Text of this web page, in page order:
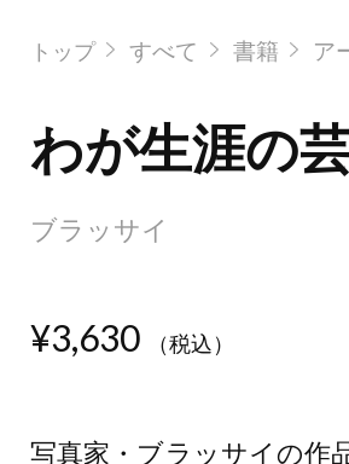
トップ すべて 書籍 ア
わが生涯の
ブラッサイ
¥3,630 （税込）
写真家・ブラッサイの作